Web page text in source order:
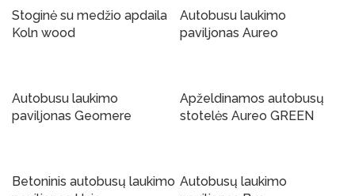
Stoginė su medžio apdaila
Koln wood
Autobusu laukimo
paviljonas Aureo
Autobusu laukimo
paviljonas Geomere
Apželdinamos autobusų
stotelės Aureo GREEN
Betoninis autobusų laukimo Autobusų laukimo